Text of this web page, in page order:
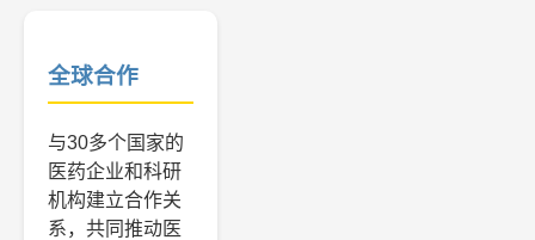
全球合作
与30多个国家的
医药企业和科研
机构建立合作关
系，共同推动医